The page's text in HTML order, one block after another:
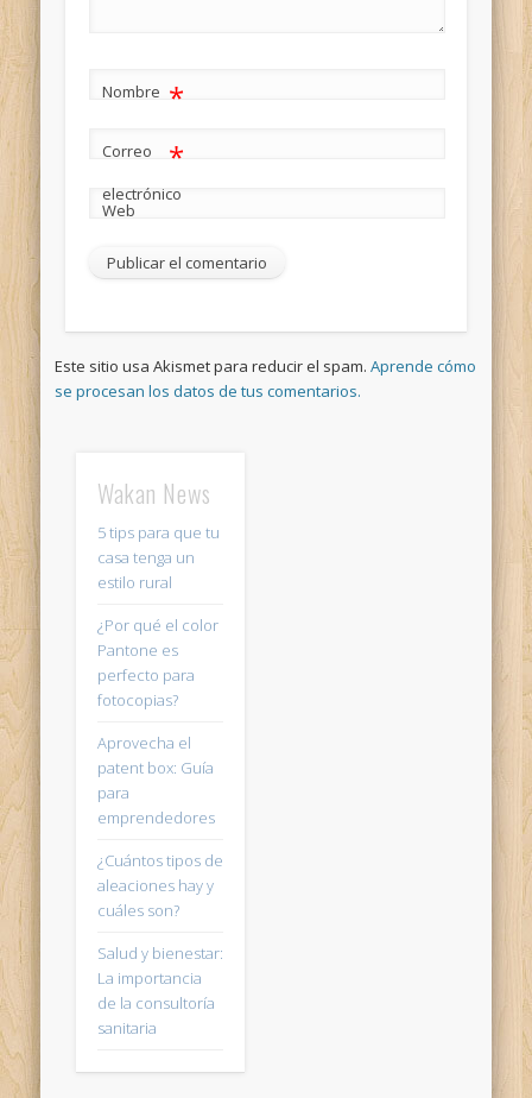
Nombre *
Correo
electrónico
*
Web
Este sitio usa Akismet para reducir el spam.Aprende cómo
se procesan los datos de tus comentarios.
Wakan News
5 tips para que tu
casa tenga un
estilo rural
¿Por qué el color
Pantone es
perfecto para
fotocopias?
Aprovecha el
patent box: Guía
para
emprendedores
¿Cuántos tipos de
aleaciones hay y
cuáles son?
Salud y bienestar:
La importancia
de la consultoría
sanitaria